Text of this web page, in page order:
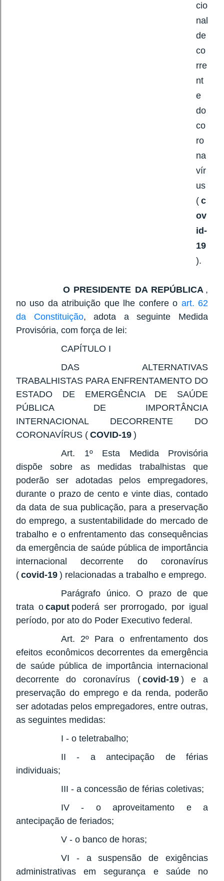
cio
nal
de
co
rre
nt
e
do
co
ro
na
vír
us
( c
ov
id-
19
).
O PRESIDENTE DA REPÚBLICA ,
no uso da atribuição que lhe confere o art. 62
da Constituição, adota a seguinte Medida
Provisória, com força de lei:
CAPÍTULO I
DAS ALTERNATIVAS
TRABALHISTAS PARA ENFRENTAMENTO DO
ESTADO DE EMERGÊNCIA DE SAÚDE
PÚBLICA DE IMPORTÂNCIA
INTERNACIONAL DECORRENTE DO
CORONAVÍRUS ( COVID-19 )
Art. 1º Esta Medida Provisória
dispõe sobre as medidas trabalhistas que
poderão ser adotadas pelos empregadores,
durante o prazo de cento e vinte dias, contado
da data de sua publicação, para a preservação
do emprego, a sustentabilidade do mercado de
trabalho e o enfrentamento das consequências
da emergência de saúde pública de importância
internacional decorrente do coronavírus
( covid-19 ) relacionadas a trabalho e emprego.
Parágrafo único. O prazo de que
trata o caput poderá ser prorrogado, por igual
período, por ato do Poder Executivo federal.
Art. 2º Para o enfrentamento dos
efeitos econômicos decorrentes da emergência
de saúde pública de importância internacional
decorrente do coronavírus ( covid-19 ) e a
preservação do emprego e da renda, poderão
ser adotadas pelos empregadores, entre outras,
as seguintes medidas:
I - o teletrabalho;
II - a antecipação de férias
individuais;
III - a concessão de férias coletivas;
IV - o aproveitamento e a
antecipação de feriados;
V - o banco de horas;
VI - a suspensão de exigências
administrativas em segurança e saúde no